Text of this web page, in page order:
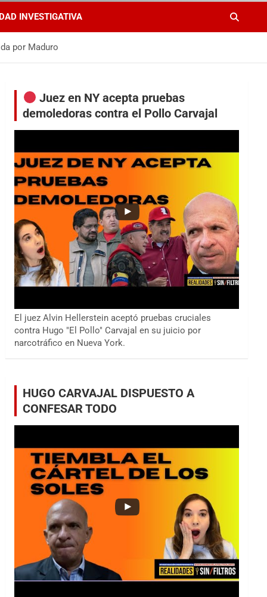
INVESTIGATIVA
por Maduro
Juez en NY acepta pruebas
demoledoras contra el Pollo Carvajal
El juez Alvin Hellerstein aceptó pruebas cruciales
contra Hugo "El Pollo" Carvajal en su juicio por
narcotráfico en Nueva York.
HUGO CARVAJAL DISPUESTO A
CONFESAR TODO